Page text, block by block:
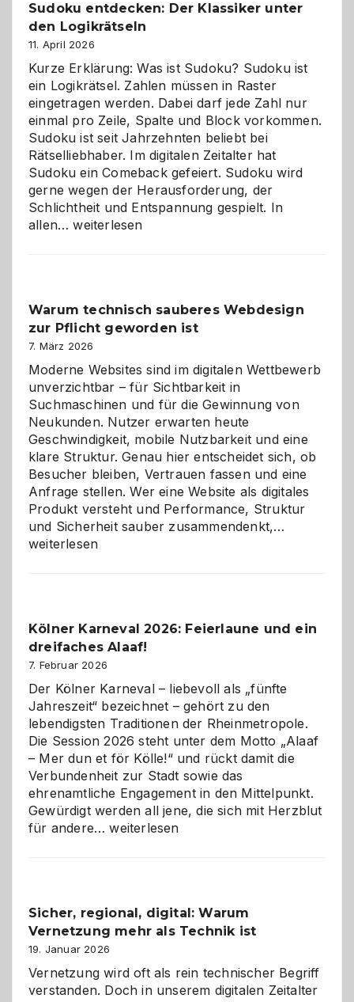
Sudoku entdecken: Der Klassiker unter
den Logikrätseln
11. April 2026
Kurze Erklärung: Was ist Sudoku? Sudoku ist
ein Logikrätsel. Zahlen müssen in Raster
eingetragen werden. Dabei darf jede Zahl nur
einmal pro Zeile, Spalte und Block vorkommen.
Sudoku ist seit Jahrzehnten beliebt bei
Rätselliebhaber. Im digitalen Zeitalter hat
Sudoku ein Comeback gefeiert. Sudoku wird
gerne wegen der Herausforderung, der
Schlichtheit und Entspannung gespielt. In
allen…Sudoku
den
Logikrätseln
weiterlesen
Warum technisch sauberes Webdesign
zur Pflicht geworden ist
7. März 2026
Moderne Websites sind im digitalen Wettbewerb
unverzichtbar – für Sichtbarkeit in
Suchmaschinen und für die Gewinnung von
Neukunden. Nutzer erwarten heute
Geschwindigkeit, mobile Nutzbarkeit und eine
klare Struktur. Genau hier entscheidet sich, ob
Besucher bleiben, Vertrauen fassen und eine
Anfrage stellen. Wer eine Website als digitales
Produkt versteht und Performance, Struktur
und Sicherheit sauber zusammendenkt,…
geworden
weiterlesen
Kölner Karneval 2026: Feierlaune und ein
dreifaches Alaaf!
7. Februar 2026
Der Kölner Karneval – liebevoll als „fünfte
Jahreszeit“ bezeichnet – gehört zu den
lebendigsten Traditionen der Rheinmetropole.
Die Session 2026 steht unter dem Motto „Alaaf
– Mer dun et för Kölle!“ und rückt damit die
Verbundenheit zur Stadt sowie das
ehrenamtliche Engagement in den Mittelpunkt.
Gewürdigt werden all jene, die sich mit Herzblut
für andere…Kölner
ein
dreifaches
Alaaf!
weiterlesen
Sicher, regional, digital: Warum
Vernetzung mehr als Technik ist
19. Januar 2026
Vernetzung wird oft als rein technischer Begriff
verstanden. Doch in unserem digitalen Zeitalter